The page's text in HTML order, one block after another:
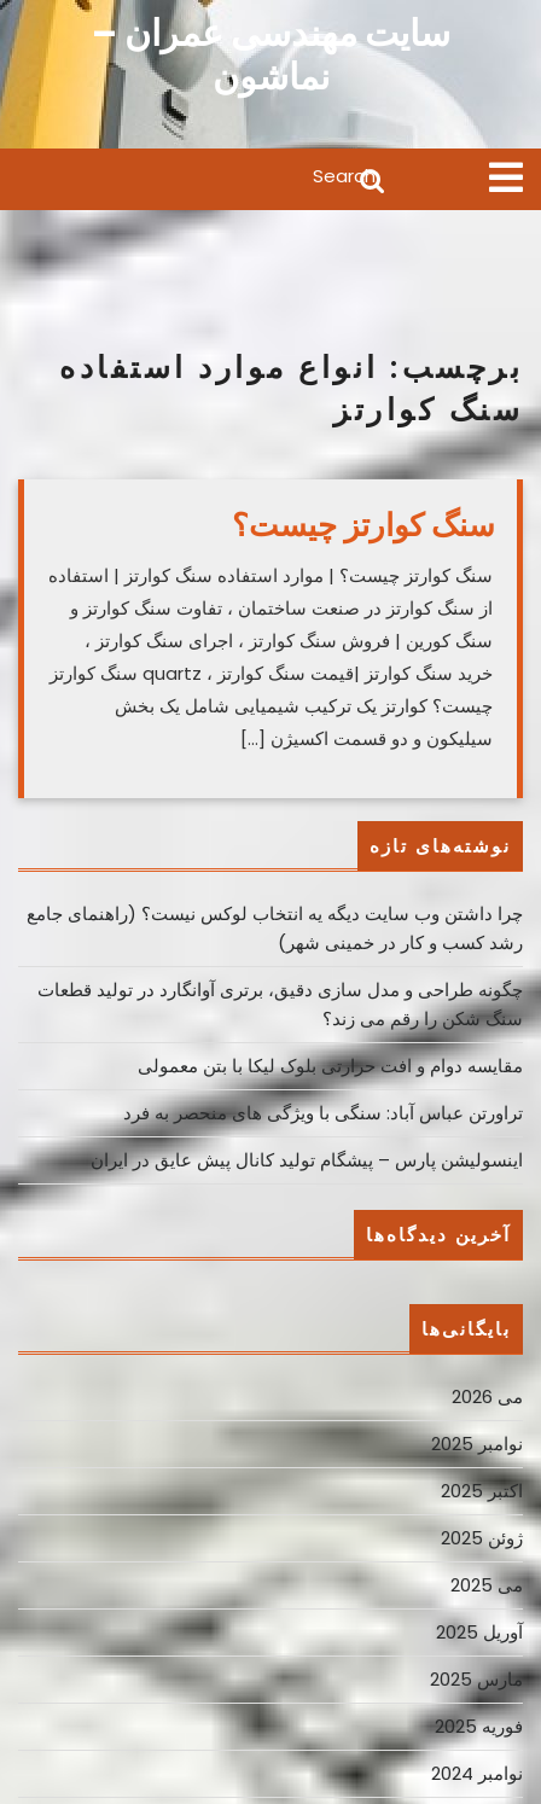
سایت مهندسی عمران –
نماشون
Open
Menu
for:
برچسب: انواع موارد استفاده
سنگ کوارتز
سنگ کوارتز چیست؟
سنگ کوارتز چیست؟ | موارد استفاده سنگ کوارتز | استفاده
از سنگ کوارتز در صنعت ساختمان ، تفاوت سنگ کوارتز و
سنگ کورین | فروش سنگ کوارتز ، اجرای سنگ کوارتز ،
خرید سنگ کوارتز |قیمت سنگ کوارتز ، quartz سنگ کوارتز
چیست؟ کوارتز یک ترکیب شیمیایی شامل یک بخش
سیلیکون و دو قسمت اکسیژن […]
نوشته‌های تازه
چرا داشتن وب سایت دیگه یه انتخاب لوکس نیست؟ (راهنمای جامع
رشد کسب ‌و کار در خمینی ‌شهر)
چگونه طراحی و مدل سازی دقیق، برتری آوانگارد در تولید قطعات
سنگ شکن را رقم می زند؟
مقایسه دوام و افت حرارتی بلوک لیکا با بتن معمولی
تراورتن عباس آباد: سنگی با ویژگی های منحصر به فرد
اینسولیشن پارس – پیشگام تولید کانال پیش عایق در ایران
آخرین دیدگاه‌ها
بایگانی‌ها
می 2026
نوامبر 2025
اکتبر 2025
ژوئن 2025
می 2025
آوریل 2025
مارس 2025
فوریه 2025
نوامبر 2024